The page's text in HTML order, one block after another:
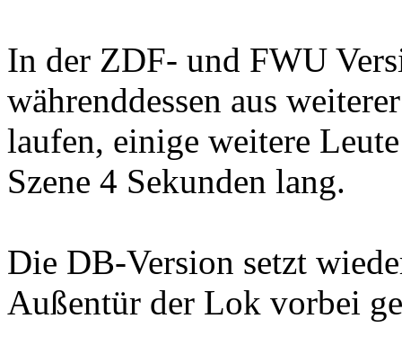
In der ZDF- und FWU
währenddessen aus
laufen, einige weitere
Szene 4 Sekunden lang.
Die DB-Version setzt
Außentür der Lok vorbei